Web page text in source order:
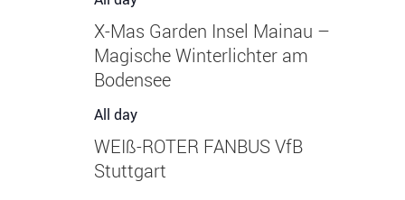
X-Mas Garden Insel Mainau –
Magische Winterlichter am
Bodensee
All day
WEIß-ROTER FANBUS VfB
Stuttgart